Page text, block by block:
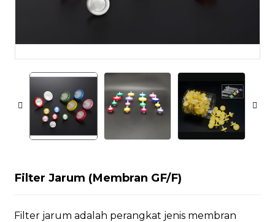
Filter Jarum (Membran GF/F)
Filter jarum adalah perangkat jenis membran